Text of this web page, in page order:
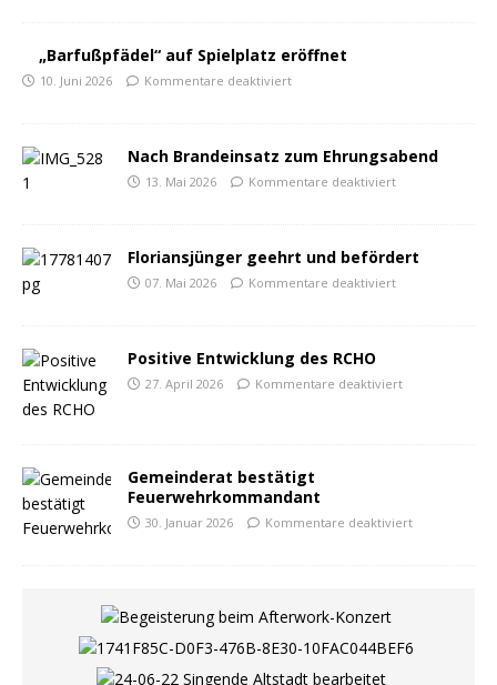
„Barfußpfädel“ auf Spielplatz eröffnet
10. Juni 2026 Kommentare deaktiviert
Nach Brandeinsatz zum Ehrungsabend
13. Mai 2026 Kommentare deaktiviert
Floriansjünger geehrt und befördert
07. Mai 2026 Kommentare deaktiviert
Positive Entwicklung des RCHO
27. April 2026 Kommentare deaktiviert
Gemeinderat bestätigt
Feuerwehrkommandant
30. Januar 2026 Kommentare deaktiviert